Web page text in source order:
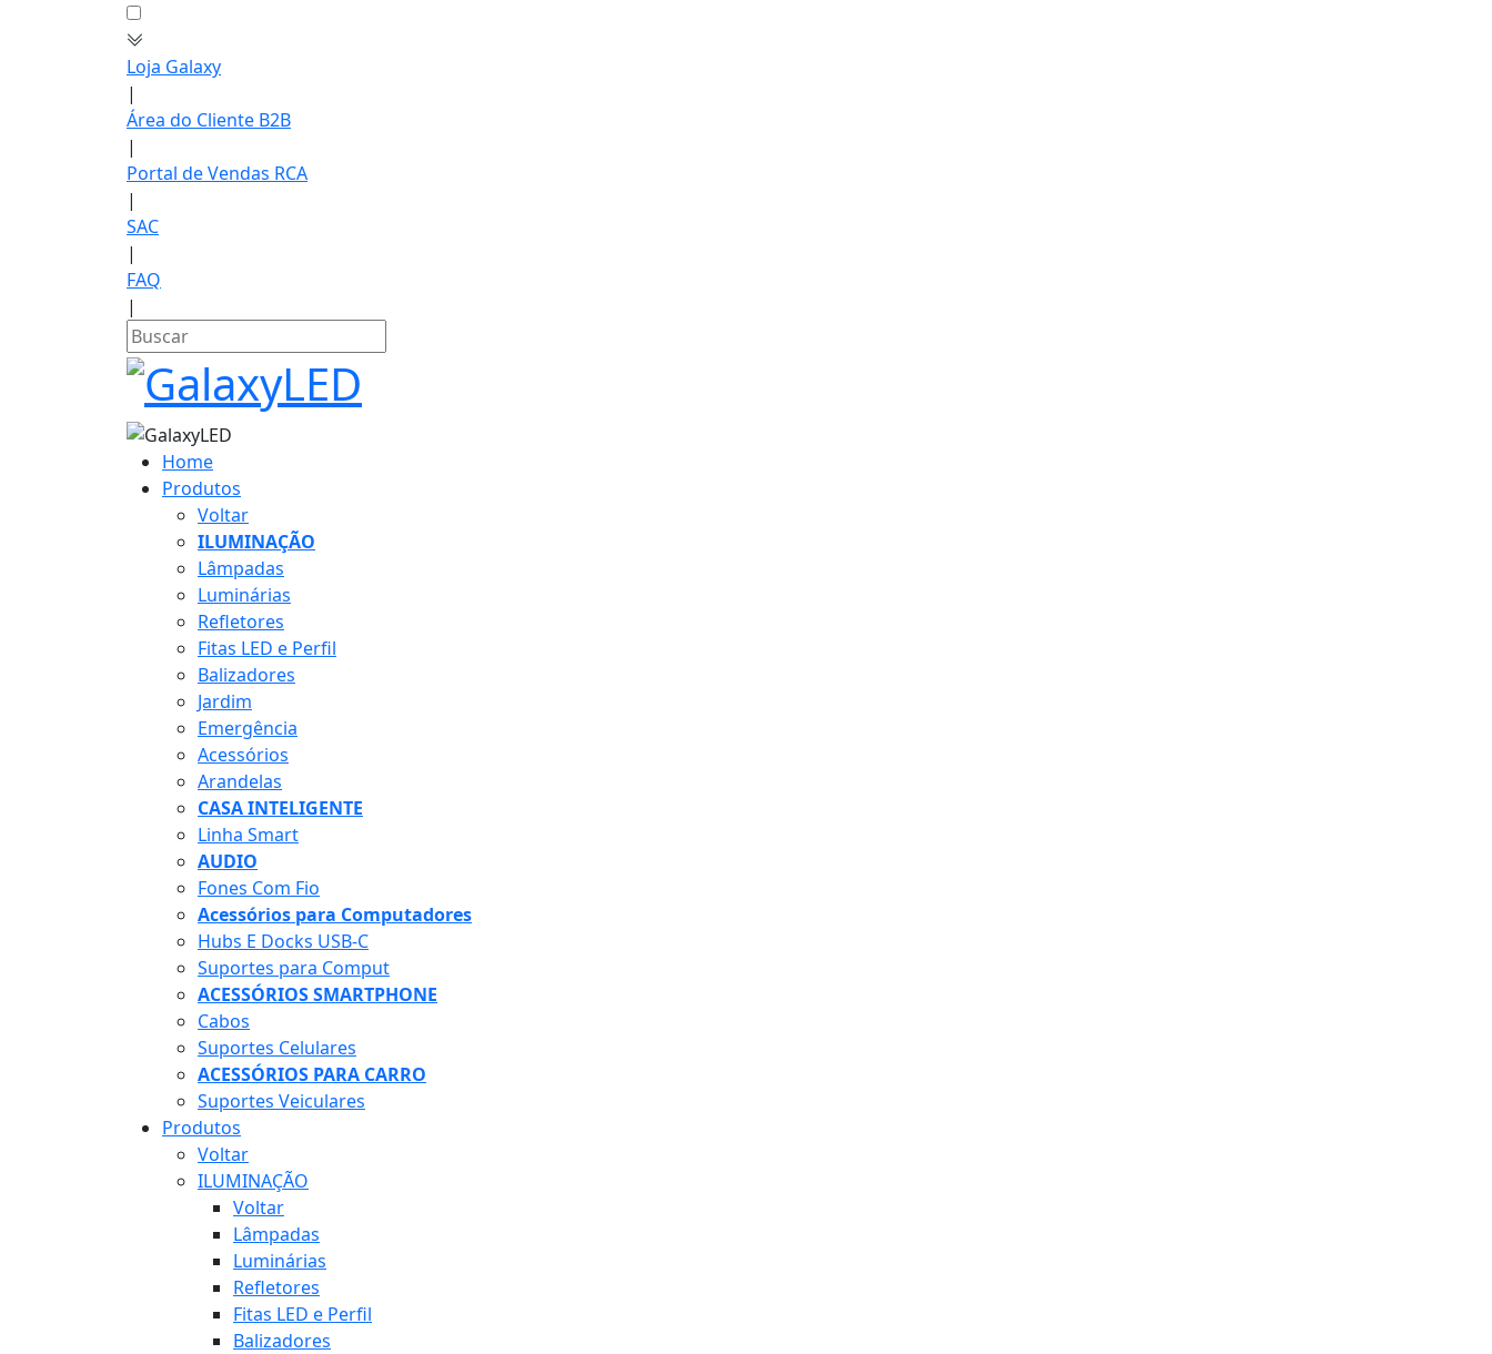
Loja Galaxy
|
Área do Cliente B2B
|
Portal de Vendas RCA
|
SAC
|
FAQ
|
Home
Produtos
Voltar
ILUMINAÇÃO
Lâmpadas
Luminárias
Refletores
Fitas LED e Perfil
Balizadores
Jardim
Emergência
Acessórios
Arandelas
CASA INTELIGENTE
Linha Smart
AUDIO
Fones Com Fio
Acessórios para Computadores
Hubs E Docks USB-C
Suportes para Comput
ACESSÓRIOS SMARTPHONE
Cabos
Suportes Celulares
ACESSÓRIOS PARA CARRO
Suportes Veiculares
Produtos
Voltar
ILUMINAÇÃO
Voltar
Lâmpadas
Luminárias
Refletores
Fitas LED e Perfil
Balizadores